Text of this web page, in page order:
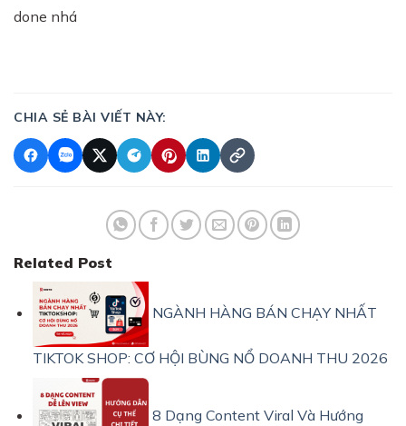
done nhá
CHIA SẺ BÀI VIẾT NÀY:
Related Post
NGÀNH HÀNG BÁN CHẠY NHẤT
TIKTOK SHOP: CƠ HỘI BÙNG NỔ DOANH THU 2026
8 Dạng Content Viral Và Hướng